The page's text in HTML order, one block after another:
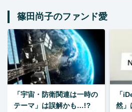
篠田尚子のファンド愛
「宇宙・防衛関連は一時の
テーマ」は誤解かも…!?
「
然」